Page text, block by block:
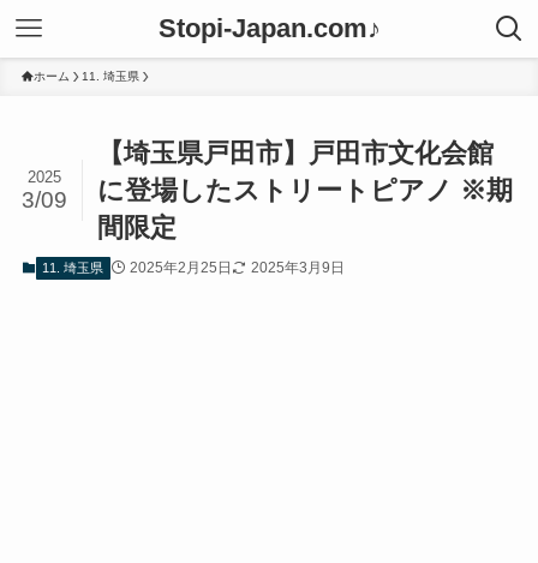
Stopi-Japan.com♪
ホーム 11. 埼玉県
【埼玉県戸田市】戸田市文化会館
に登場したストリートピアノ ※期
間限定
2025
3/09
11. 埼玉県 2025年2月25日 2025年3月9日